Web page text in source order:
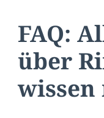
FAQ:
über
wissen